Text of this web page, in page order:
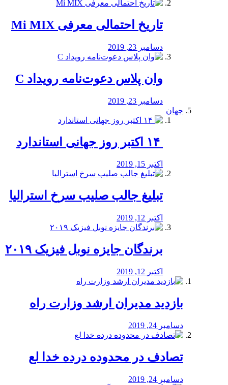
تاریخ احتمالی معرفی Mi MIX
دسامبر 23, 2019
وان پلاس دعوت‌نامه رویداد C
دسامبر 23, 2019
جهان
اکتبر 15, 2019
تبلیغ جالب صلیب سرخ استرالیا
اکتبر 12, 2019
برندگان جایزه نوبل فیزیک ۲۰۱۹
اکتبر 12, 2019
بازدید مدیران ارشد وزارت راه
دسامبر 24, 2019
تصادف در محدوده درده خدا لع
دسامبر 24, 2019